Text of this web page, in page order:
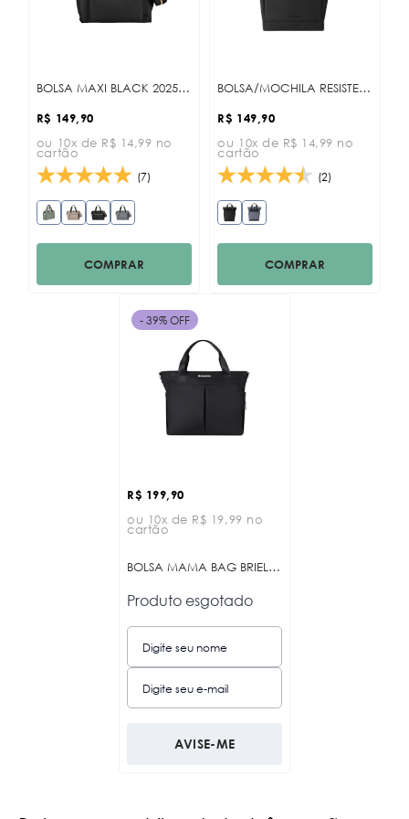
Maior Preço
BOLSA MAXI BLACK 2025 KB
R$ 149,90
ou 10x de R$ 14,99 no
cartão
(7)
COMPRAR
BOLSA/MOCHILA RESISTENTE Á ÁGUA CERISE BLACK KB
R$ 149,90
ou 10x de R$ 14,99 no
cartão
(2)
COMPRAR
R$ 199,90
ou 10x de R$ 19,99 no
cartão
- 39% OFF
BOLSA MAMA BAG BRIELLE BLACK KB
Produto esgotado
AVISE-ME